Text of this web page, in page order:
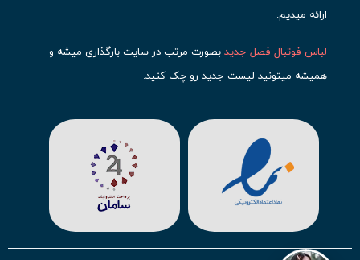
ارائه میدیم.
لباس فوتبال فصل جدیدبصورت مرتب در سایت بارگذاری میشه و
همیشه میتونید لیست جدید رو چک کنید.
حتما مشاهده کنید که قطعا برای تیم های مطرح دنیای فوتبال، تعداد
بیشتری محصول موجود میشه. این مورد شامل
لباس رئال مادرید
لباس اینتر میامی لباس منچستر سیتی
آث میلان میشه.
در ایران هملباس استقلال،لباس پرسپولیسولباس تیم ملی